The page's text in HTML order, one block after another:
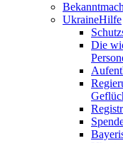
UkraineHilfe
Die